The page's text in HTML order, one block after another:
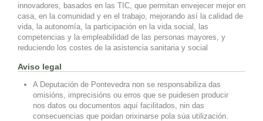
innovadores, basados en las TIC, que permitan envejecer mejor en
casa, en la comunidad y en el trabajo, mejorando así la calidad de
vida, la autonomía, la participación en la vida social, las
competencias y la empleabilidad de las personas mayores, y
reduciendo los costes de la asistencia sanitaria y social
Aviso legal
A Deputación de Pontevedra non se responsabiliza das
omisións, imprecisións ou erros que se puidesen producir
nos datos ou documentos aquí facilitados, nin das
consecuencias que poidan orixinarse pola súa utilización.